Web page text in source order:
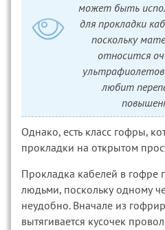
может быть
для прокладки
поскольку
относится
любит
Однако, есть класс гофры,
прокладки на открытом
Прокладка кабелей в гофре
людьми, поскольку одному
неудобно. Вначале из
вытягивается кусочек